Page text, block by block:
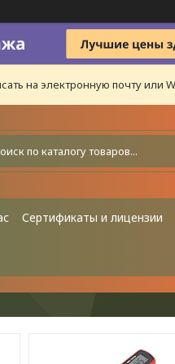
на электронную почту или
Сертификаты и лицензии